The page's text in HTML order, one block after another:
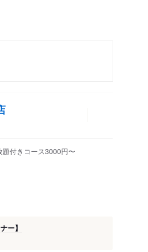
付きコース3000円〜
ー】